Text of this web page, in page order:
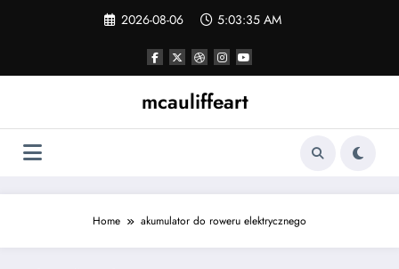
2026-08-06 5:03:35 AM
mcauliffeart
Home akumulator do roweru elektrycznego